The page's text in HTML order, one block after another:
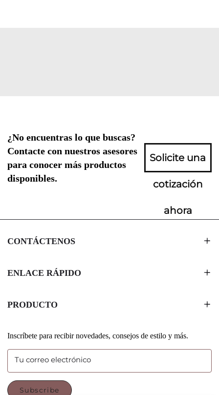
¿No encuentras lo que buscas?
Contacte con nuestros asesores
para conocer más productos
disponibles.
Solicite una
cotización
ahora
CONTÁCTENOS
ENLACE RÁPIDO
PRODUCTO
Inscríbete para recibir novedades, consejos de estilo y más.
Tu correo electrónico
Subscribe